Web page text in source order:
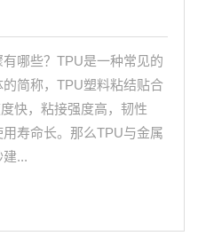
哪些？TPU是一种常见的
简称，TPU塑料粘结贴合
快，粘接强度高，韧性
寿命长。那么TPU与金属
...